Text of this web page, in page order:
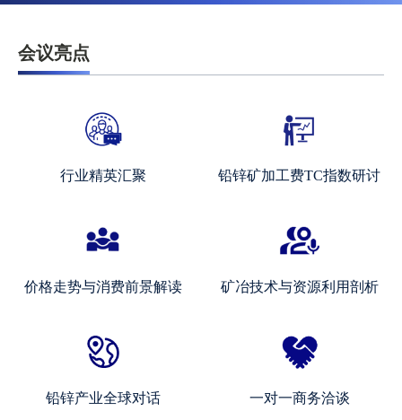
会议亮点
行业精英汇聚 铅锌矿加工费TC指数研讨
价格走势与消费前景解读 矿冶技术与资源利用剖析
铅锌产业全球对话 一对一商务洽谈